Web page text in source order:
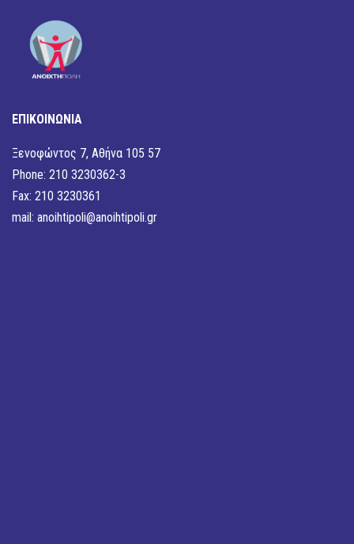
ΕΠΙΚΟΙΝΩΝΙΑ
Ξενοφώντος 7, Αθήνα 105 57
Phone: 210 3230362-3
Fax: 210 3230361
mail: anoihtipoli@anoihtipoli.gr